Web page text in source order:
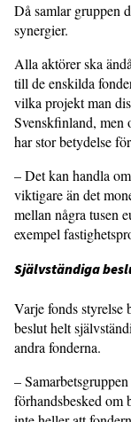
Då samlar gruppen
synergier.
Alla aktörer ska
till de enskilda
vilka projekt man
Svenskfinland, men
har stor betydelse
– Det kan handla
viktigare än det
mellan några tusen
exempel
Självständiga
Varje fonds styrelse
beslut helt
andra fonderna.
–
förhandsbesked om